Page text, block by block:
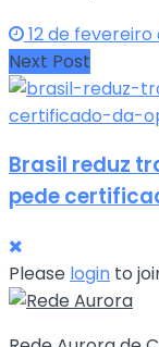
12 de fevereiro
Next Post
Brasil reduz
pede
Please login to